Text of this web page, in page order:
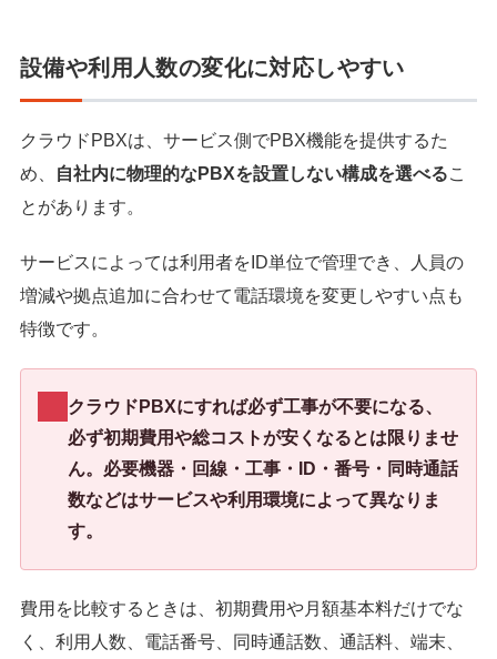
設備や利用人数の変化に対応しやすい
クラウドPBXは、サービス側でPBX機能を提供するた
め、
自社内に物理的なPBXを設置しない構成を選べるこ
とがあります。
サービスによっては利用者をID単位で管理でき、人員の
増減や拠点追加に合わせて電話環境を変更しやすい点も
特徴です。
クラウドPBXにすれば必ず工事が不要になる、
必ず初期費用や総コストが安くなるとは限りませ
ん。必要機器・回線・工事・ID・番号・同時通話
数などはサービスや利用環境によって異なりま
す。
費用を比較するときは、初期費用や月額基本料だけでな
く、利用人数、電話番号、同時通話数、通話料、端末、